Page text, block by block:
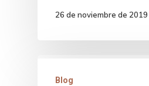
26 de noviembre de 2019
Blog